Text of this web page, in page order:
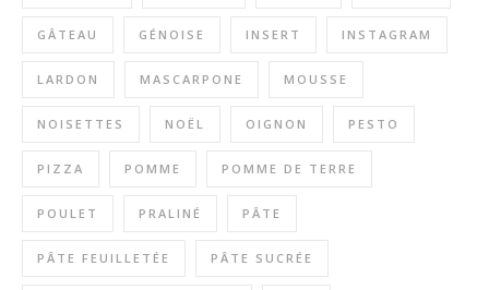
GÂTEAU GÉNOISE INSERT INSTAGRAM
LARDON MASCARPONE MOUSSE
NOISETTES NOËL OIGNON PESTO
PIZZA POMME POMME DE TERRE
POULET PRALINÉ PÂTE
PÂTE FEUILLETÉE PÂTE SUCRÉE